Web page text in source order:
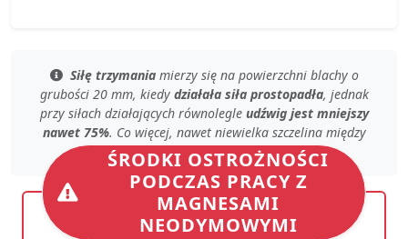
Siłę trzymaniamierzy się na powierzchni blachyo
grubości 20 mm, kiedy działała siła prostopadła, jednak
przy siłach działających równolegle udźwig jest mniejszy
nawet 75%. Co więcej, nawet niewielka szczelinamiędzy
magnesem, a blachązmniejszanośność.
ŚRODKI OSTROŻNOŚCI
PODCZAS PRACY Z
MAGNESAMI
NEODYMOWYMI